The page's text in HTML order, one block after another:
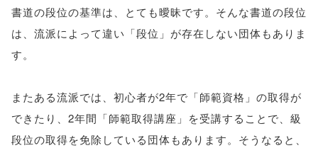
書道の段位の基準は、とても曖昧です。そんな書道の段位
は、流派によって違い「段位」が存在しない団体もありま
す。
またある流派では、初心者が2年で「師範資格」の取得が
できたり、2年間「師範取得講座」を受講することで、級
段位の取得を免除している団体もあります。そうなると、